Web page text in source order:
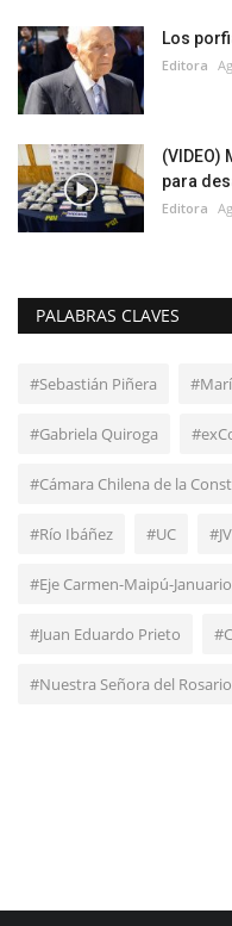
Los
Editora
(VIDEO)
para
Editora
PALABRAS CLAVES
#Sebastián Piñera
#Gabriela Quiroga
#Cámara Chilena de la
#Río Ibáñez #UC
#Eje Carmen-Maipú-
#Juan Eduardo Prieto
#Nuestra Señora del Rosario